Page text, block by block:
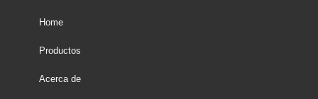
Home
Productos
Acerca de